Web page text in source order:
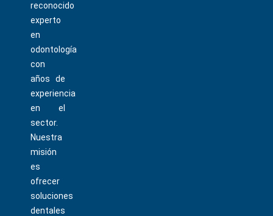
reconocido
experto
en
odontología
con
años de
experiencia
en el
sector.
Nuestra
misión
es
ofrecer
soluciones
dentales